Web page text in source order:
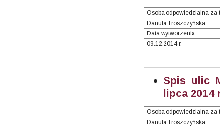
Osoba odpowiedzialna za
Danuta Troszczyńska
Data wytworzenia
09.12.2014 r.
Spis ulic
lipca 2014
Osoba odpowiedzialna za
Danuta Troszczyńska